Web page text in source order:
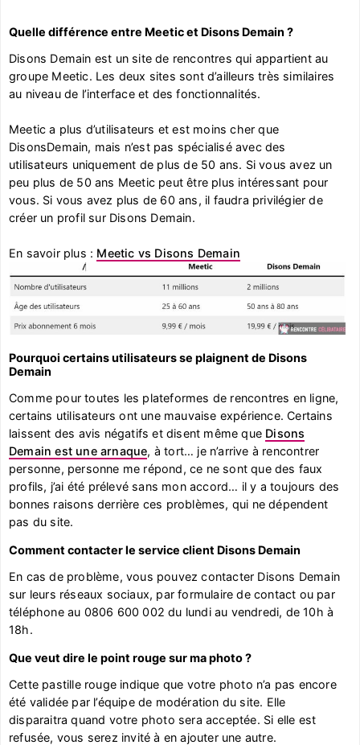
Quelle différence entre Meetic et Disons Demain ?
Disons Demain est un site de rencontres qui appartient au
groupe Meetic. Les deux sites sont d’ailleurs très similaires
au niveau de l’interface et des fonctionnalités.
Meetic a plus d’utilisateurs et est moins cher que
DisonsDemain, mais n’est pas spécialisé avec des
utilisateurs uniquement de plus de 50 ans. Si vous avez un
peu plus de 50 ans Meetic peut être plus intéressant pour
vous. Si vous avez plus de 60 ans, il faudra privilégier de
créer un profil sur Disons Demain.
En savoir plus : Meetic vs Disons Demain
Pourquoi certains utilisateurs se plaignent de Disons
Demain
Comme pour toutes les plateformes de rencontres en ligne,
certains utilisateurs ont une mauvaise expérience. Certains
laissent des avis négatifs et disent même que Disons
Demain est une arnaque, à tort… je n’arrive à rencontrer
personne, personne me répond, ce ne sont que des faux
profils, j’ai été prélevé sans mon accord… il y a toujours des
bonnes raisons derrière ces problèmes, qui ne dépendent
pas du site.
Comment contacter le service client Disons Demain
En cas de problème, vous pouvez contacter Disons Demain
sur leurs réseaux sociaux, par formulaire de contact ou par
téléphone au 0806 600 002 du lundi au vendredi, de 10h à
18h.
Que veut dire le point rouge sur ma photo ?
Cette pastille rouge indique que votre photo n’a pas encore
été validée par l’équipe de modération du site. Elle
disparaitra quand votre photo sera acceptée. Si elle est
refusée, vous serez invité à en ajouter une autre.